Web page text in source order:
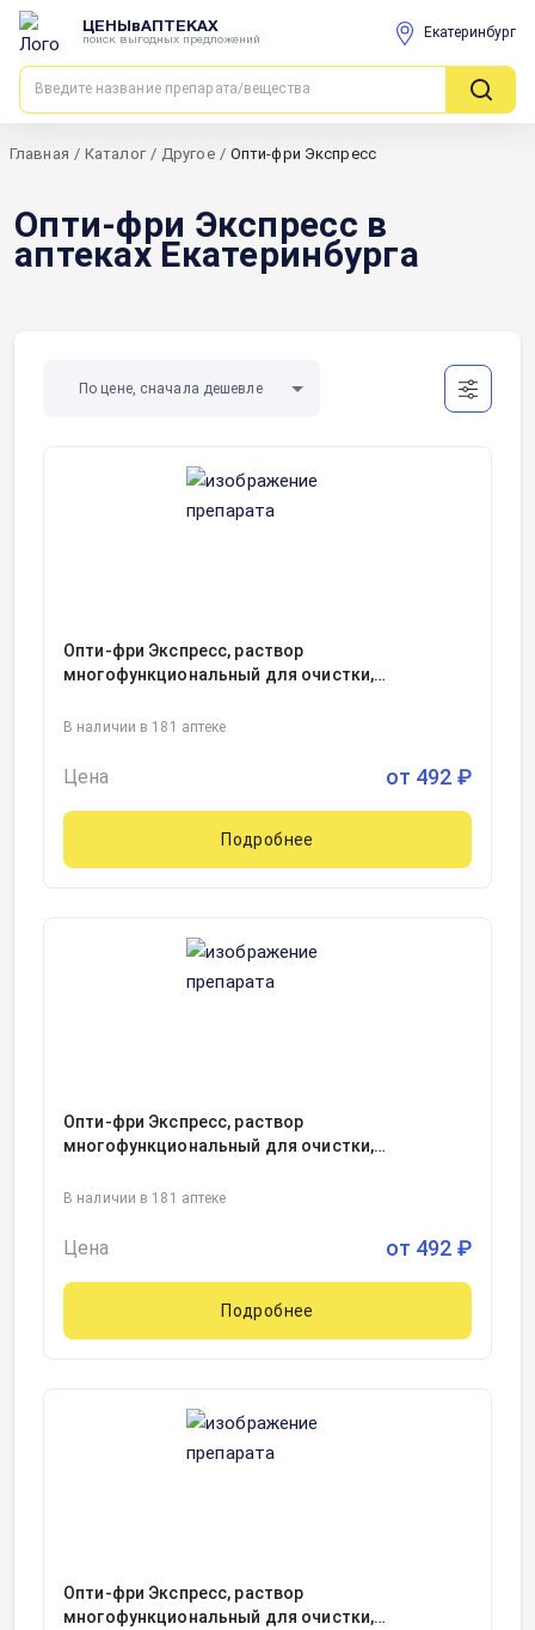
ЦЕНЫвАПТЕКАХ
поиск выгодных предложений Екатеринбург
Главная / Каталог / Другое / Опти-фри Экспресс
Опти-фри Экспресс в
аптеках Екатеринбурга
По цене, сначала дешевле
Опти-фри Экспресс, раствор
многофункциональный для очистки,
контейнером фл 355мл, 1
В наличии в 181 аптеке
Цена от 492 ₽
Подробнее
Опти-фри Экспресс, раствор
многофункциональный для очистки,
контейнером фл 355мл, 1, Алкон Лабораториз,
В наличии в 181 аптеке
Цена от 492 ₽
Подробнее
Опти-фри Экспресс, раствор
многофункциональный для очистки,